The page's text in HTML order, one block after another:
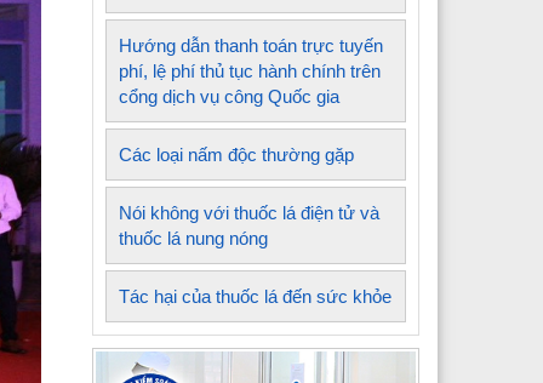
Hướng dẫn thanh toán trực tuyến
phí, lệ phí thủ tục hành chính trên
cổng dịch vụ công Quốc gia
Các loại nấm độc thường gặp
Nói không với thuốc lá điện tử và
thuốc lá nung nóng
Tác hại của thuốc lá đến sức khỏe